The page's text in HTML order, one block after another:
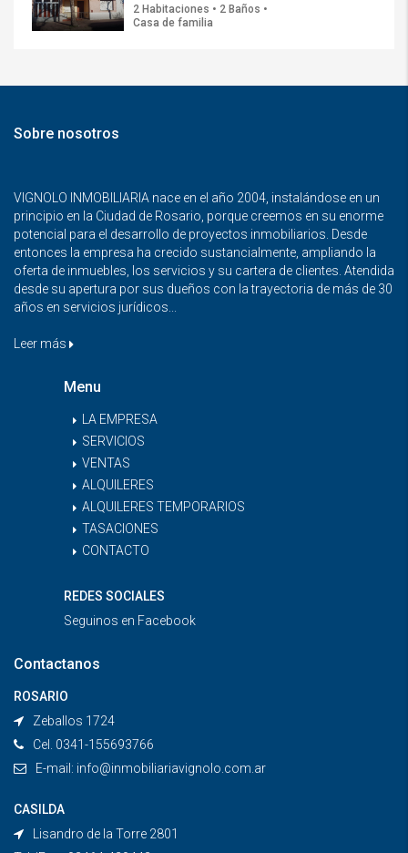
2 Habitaciones • 2 Baños •
Casa de familia
Sobre nosotros
VIGNOLO INMOBILIARIA nace en el año 2004, instalándose en un
principio en la Ciudad de Rosario, porque creemos en su enorme
potencial para el desarrollo de proyectos inmobiliarios. Desde
entonces la empresa ha crecido sustancialmente, ampliando la
oferta de inmuebles, los servicios y su cartera de clientes. Atendida
desde su apertura por sus dueños con la trayectoria de más de 30
años en servicios jurídicos...
Leer más
Menu
LA EMPRESA
SERVICIOS
VENTAS
ALQUILERES
ALQUILERES TEMPORARIOS
TASACIONES
CONTACTO
REDES SOCIALES
Seguinos en Facebook
Contactanos
ROSARIO
Zeballos 1724
Cel. 0341-155693766
E-mail: info@inmobiliariavignolo.com.ar
CASILDA
Lisandro de la Torre 2801